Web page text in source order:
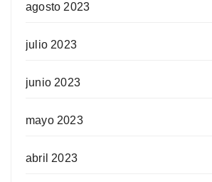
agosto 2023
julio 2023
junio 2023
mayo 2023
abril 2023